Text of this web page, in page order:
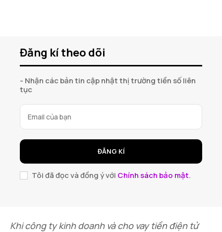
Đăng kí theo dõi
- Nhận các bản tin cập nhật thị trường tiền số liên
tục
ĐĂNG KÍ
Tôi đã đọc và đồng ý với Chính sách bảo mật.
Khi công ty kinh doanh và cho vay tiền điện tử